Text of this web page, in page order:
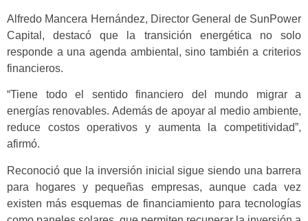
Alfredo Mancera Hernández, Director General de SunPower
Capital, destacó que la transición energética no solo
responde a una agenda ambiental, sino también a criterios
financieros.
“Tiene todo el sentido financiero del mundo migrar a
energías renovables. Además de apoyar al medio ambiente,
reduce costos operativos y aumenta la competitividad”,
afirmó.
Reconoció que la inversión inicial sigue siendo una barrera
para hogares y pequeñas empresas, aunque cada vez
existen más esquemas de financiamiento para tecnologías